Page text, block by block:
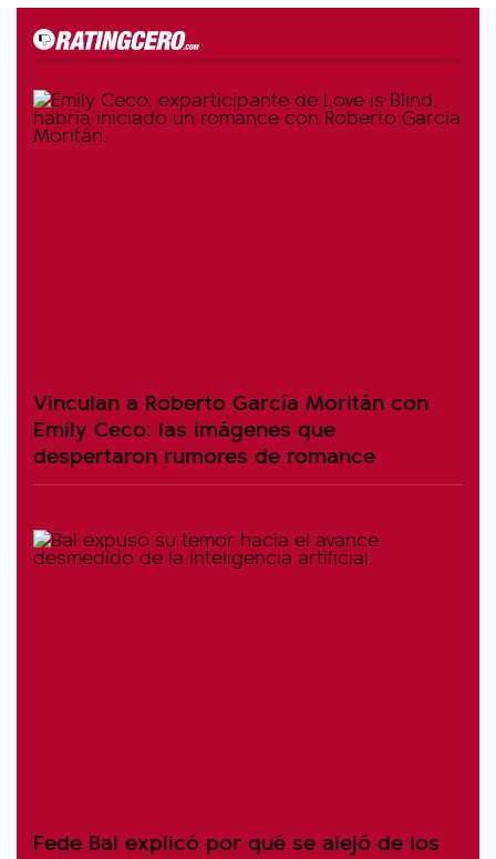
Vinculan a Roberto García Moritán con
Emily Ceco: las imágenes que
despertaron rumores de romance
Fede Bal explicó por qué se alejó de los